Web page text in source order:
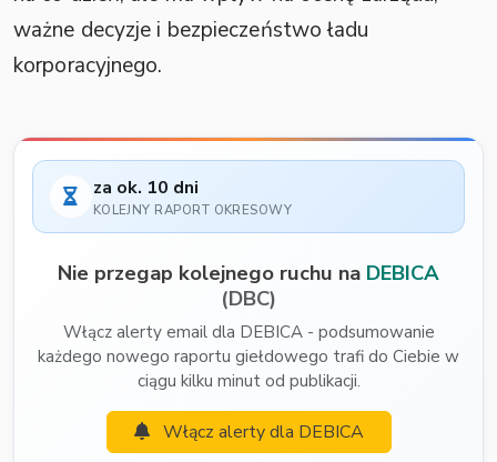
ważne decyzje i bezpieczeństwo ładu
korporacyjnego.
za ok. 10 dni
KOLEJNY RAPORT OKRESOWY
Nie przegap kolejnego ruchu na DEBICA
(DBC)
Włącz alerty email dla DEBICA - podsumowanie
każdego nowego raportu giełdowego trafi do Ciebie w
ciągu kilku minut od publikacji.
Włącz alerty dla DEBICA